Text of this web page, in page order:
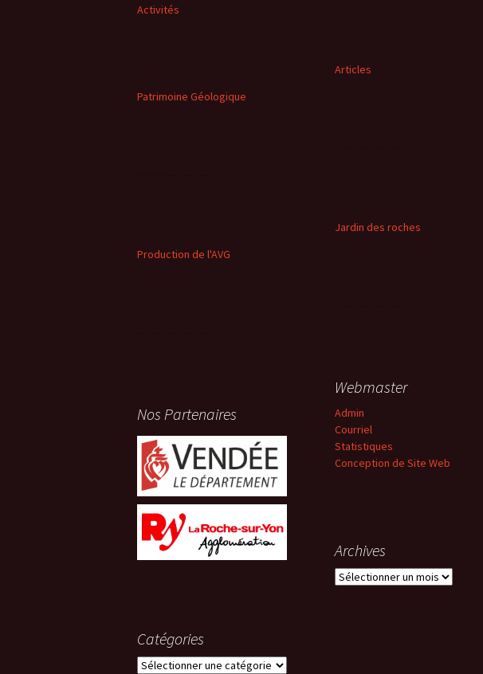
Activités
Articles
Patrimoine Géologique
Jardin des roches
Production de l'AVG
Webmaster
Admin
Courriel
Statistiques
Conception de Site Web
Nos Partenaires
Archives
Archives
Catégories
Catégories